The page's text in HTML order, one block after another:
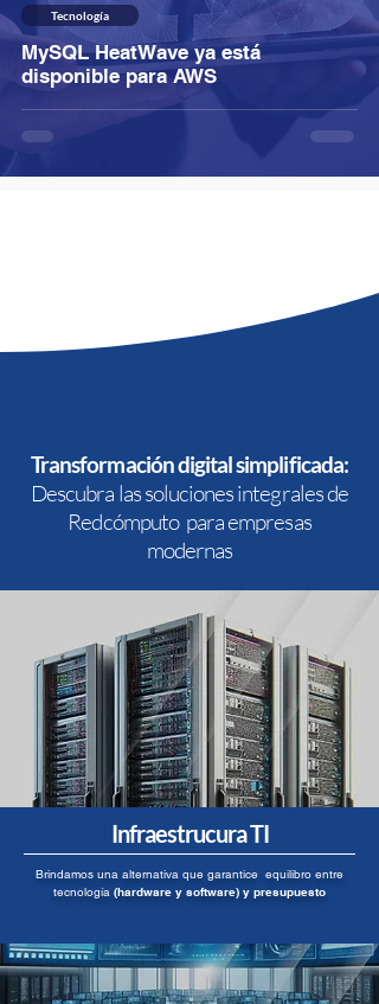
MySQL HeatWave ya está
disponible para AWS
Tecnología
Transformación digital simplificada:
Descubra las soluciones integrales de
Redcómputo para empresas
modernas
Infraestrucura TI
Brindamos una alternativa que garantice equilibro entre
tecnología (hardware y software) y presupuesto